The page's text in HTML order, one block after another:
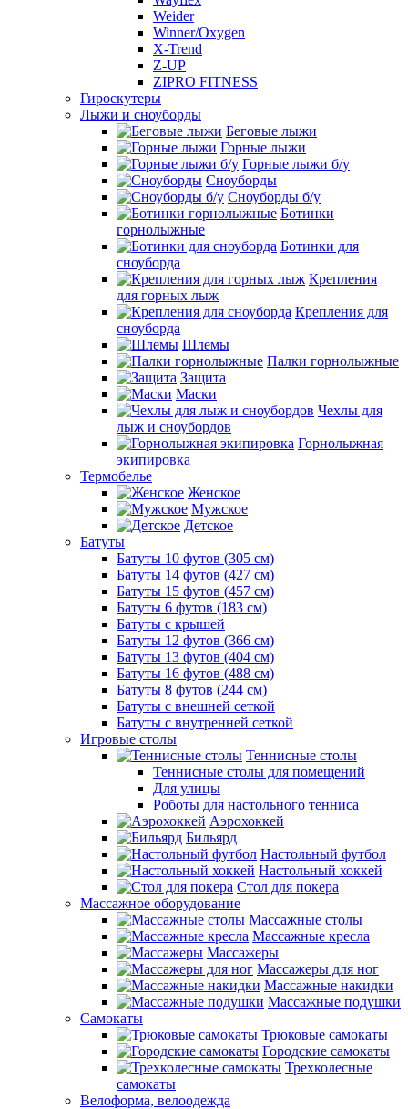
Weider
Winner/Oxygen
X-Trend
Z-UP
ZIPRO FITNESS
Гироскутеры
Лыжи и сноуборды
Беговые лыжи
Горные лыжи
Горные лыжи б/у
Сноуборды
Сноуборды б/у
Ботинки
горнолыжные
Ботинки для
сноуборда
Крепления
для горных лыж
Крепления для
сноуборда
Шлемы
Палки горнолыжные
Защита
Маски
Чехлы для
лыж и сноубордов
Горнолыжная
экипировка
Термобелье
Женское
Мужское
Детское
Батуты
Батуты 10 футов (305 см)
Батуты 14 футов (427 см)
Батуты 15 футов (457 см)
Батуты 6 футов (183 см)
Батуты с крышей
Батуты 12 футов (366 см)
Батуты 13 футов (404 см)
Батуты 16 футов (488 см)
Батуты 8 футов (244 см)
Батуты с внешней сеткой
Батуты с внутренней сеткой
Игровые столы
Теннисные столы
Теннисные столы для помещений
Для улицы
Роботы для настольного тенниса
Аэрохоккей
Бильярд
Настольный футбол
Настольный хоккей
Стол для покера
Массажное оборудование
Массажные столы
Массажные кресла
Массажеры
Массажеры для ног
Массажные накидки
Массажные подушки
Самокаты
Трюковые самокаты
Городские самокаты
Трехколесные
самокаты
Велоформа, велоодежда